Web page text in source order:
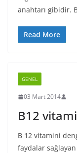
anahtarı gibidir.
Read More
GENEL
03 Mart 2014
B12
B 12 vitamini
faydalar